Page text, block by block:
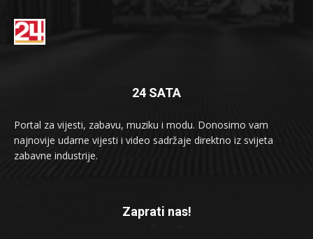
24 SATA
Portal za vijesti, zabavu, muziku i modu. Donosimo vam
najnovije udarne vijesti i video sadržaje direktno iz svijeta
zabavne industrije.
Zaprati nas!